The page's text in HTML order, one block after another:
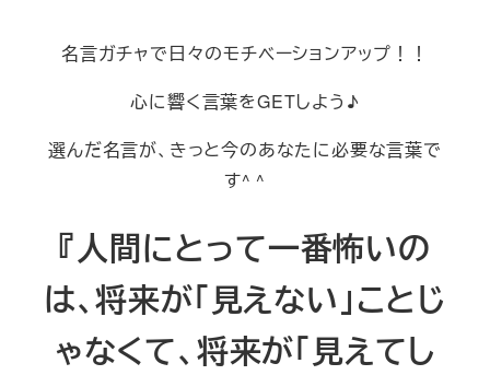
名言ガチャで日々のモチベーションアップ！！
心に響く言葉をGETしよう♪
選んだ名言が、きっと今のあなたに必要な言葉で
す^ ^
『人間にとって一番怖いの
は、将来が「見えない」ことじ
ゃなくて、将来が「見えてし